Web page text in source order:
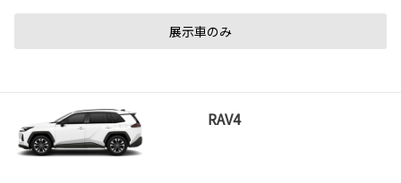
展示車のみ
RAV4